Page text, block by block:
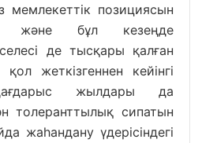
мемлекеттік позициясын
және бұл кезеңде
де тысқары қалған
жеткізгеннен кейінгі
жылдары да
толеранттылық сипатын
жаһандану үдерісіндегі